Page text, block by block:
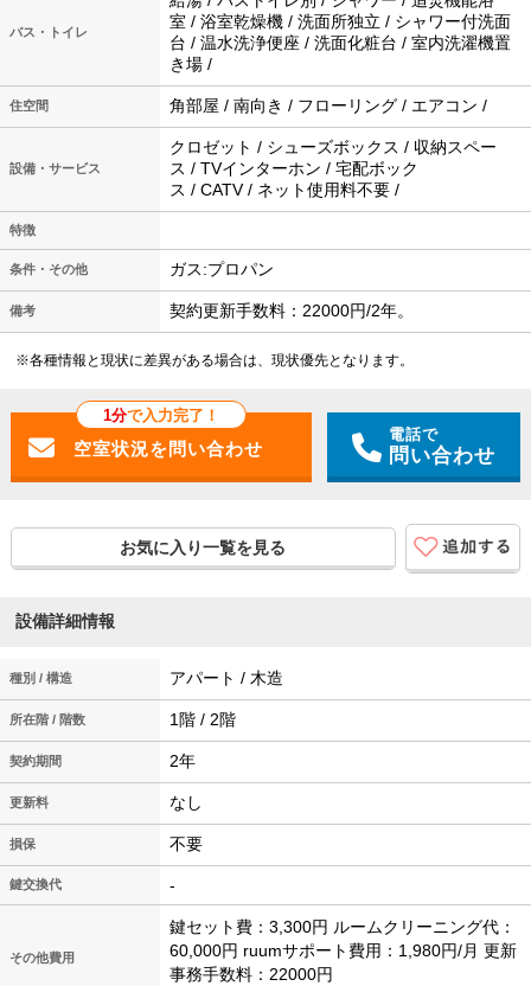
バス・トイレ
室 / 浴室乾燥機 / 洗面所独立 / シャワー付洗面
台 / 温水洗浄便座 / 洗面化粧台 / 室内洗濯機置
き場 /
住空間 角部屋 / 南向き / フローリング / エアコン /
設備・サービス
クロゼット / シューズボックス / 収納スペー
ス / TVインターホン / 宅配ボック
ス / CATV / ネット使用料不要 /
特徴
条件・その他 ガス:プロパン
備考 契約更新手数料：22000円/2年。
※各種情報と現状に差異がある場合は、現状優先となります。
1分で入力完了！
電話で
問い合わせ
お気に入り一覧を見る
設備詳細情報
種別 / 構造 アパート / 木造
所在階 / 階数 1階 / 2階
契約期間 2年
更新料 なし
損保 不要
鍵交換代 -
その他費用
鍵セット費：3,300円 ルームクリーニング代：
60,000円 ruumサポート費用：1,980円/月 更新
事務手数料：22000円